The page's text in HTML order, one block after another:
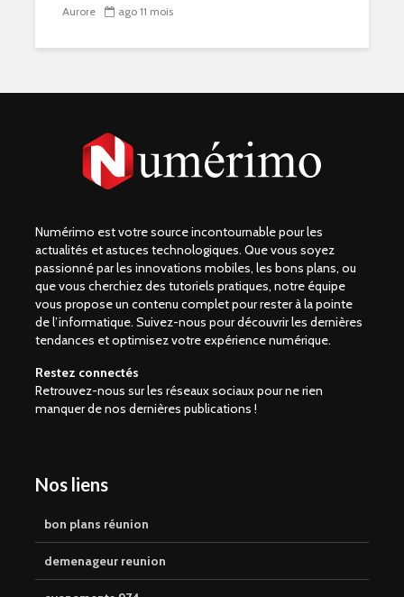
Aurore ago 11 mois
Numérimo est votre source incontournable pour les
actualités et astuces technologiques. Que vous soyez
passionné par les innovations mobiles, les bons plans, ou
que vous cherchiez des tutoriels pratiques, notre équipe
vous propose un contenu complet pour rester à la pointe
de l’informatique. Suivez-nous pour découvrir les dernières
tendances et optimisez votre expérience numérique.
Restez connectés
Retrouvez-nous sur les réseaux sociaux pour ne rien
manquer de nos dernières publications !
Nos liens
bon plans réunion
demenageur reunion